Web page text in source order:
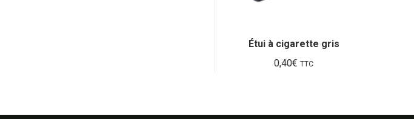
Étui à cigarette gris
0,40€ TTC